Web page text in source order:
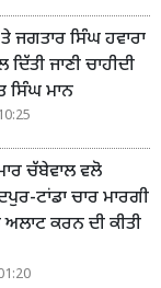
ਜਗਤਾਰ ਸਿੰਘ ਹਵਾਰਾ
ਜਾਣੀ ਚਾਹੀਦੀ
ਸਿੰਘ ਮਾਨ
ਚੱਬੇਵਾਲ ਵਲੋ
ਟਾਂਡਾ ਚਾਰ ਮਾਰਗੀ
ਕਰਨ ਦੀ ਕੀਤੀ